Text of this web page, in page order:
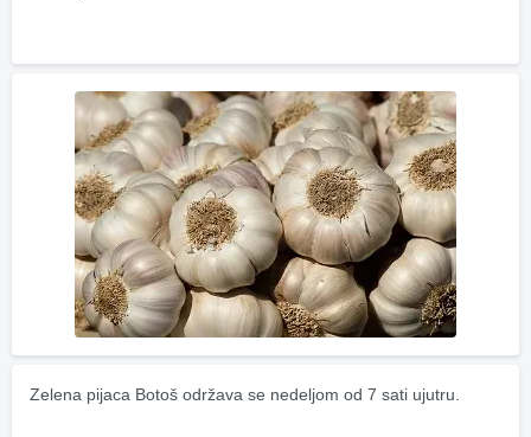
Zelena pijaca Botoš održava se nedeljom od 7 sati ujutru.